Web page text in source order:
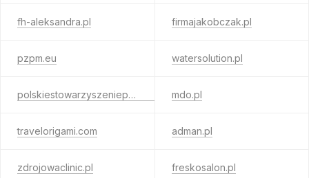
fh-aleksandra.pl firmajakobczak.pl
pzpm.eu watersolution.pl
polskiestowarzyszeniepogrzebowe.pl mdo.pl
travelorigami.com adman.pl
zdrojowaclinic.pl freskosalon.pl